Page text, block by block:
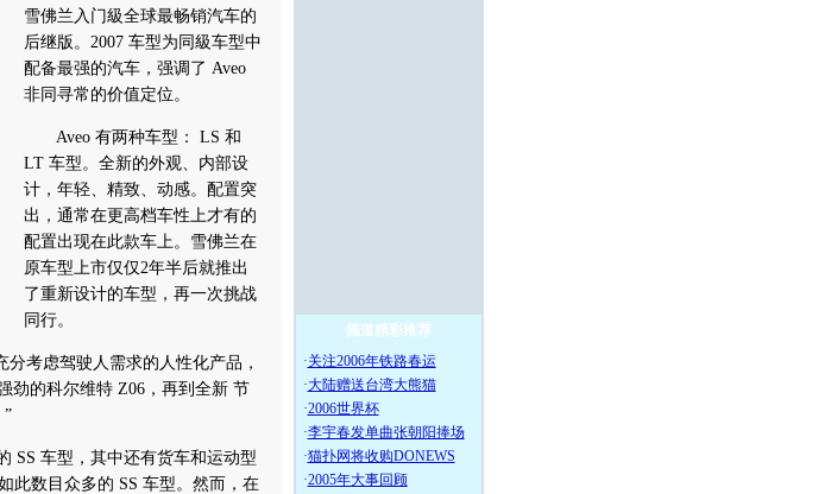
雪佛兰入门級全球最畅销汽车的
后继版。2007 车型为同級车型中
配备最强的汽车，强调了 Aveo
非同寻常的价值定位。
Aveo 有两种车型： LS 和
LT 车型。全新的外观、内部设
计，年轻、精致、动感。配置突
出，通常在更高档车性上才有的
配置出现在此款车上。雪佛兰在
原车型上市仅仅2年半后就推出
了重新设计的车型，再一次挑战
同行。
考虑驾驶人需求的人性化产品，
劲的科尔维特 Z06，再到全新 节
”
车型，其中还有货车和运动型
此数目众多的 SS 车型。然而，在
频道精彩推荐
·关注2006年铁路春运
·大陆赠送台湾大熊猫
·2006世界杯
·李宇春发单曲张朝阳捧场
·猫扑网将收购DONEWS
·2005年大事回顾